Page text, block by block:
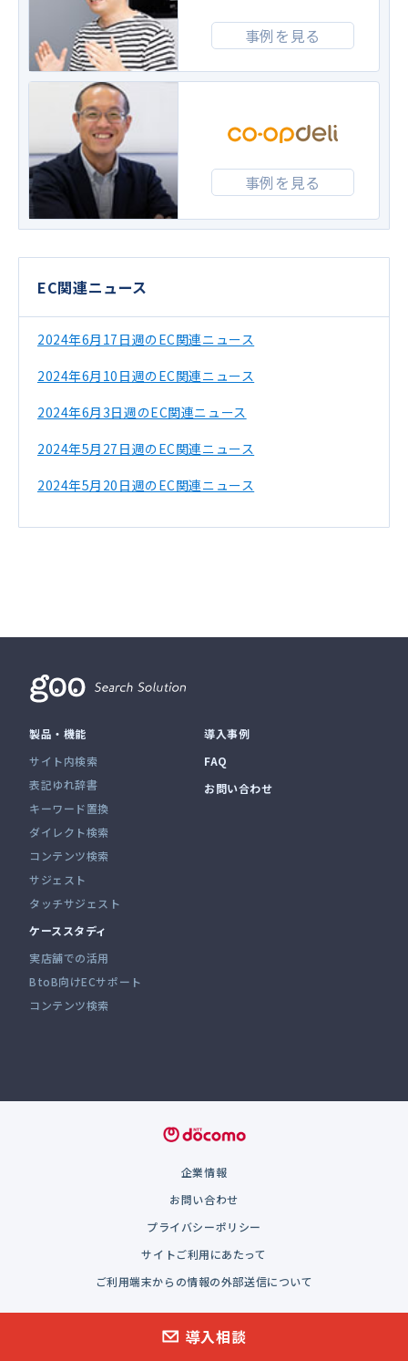
導入相談
事例を見る
事例を見る
EC関連ニュース
2024年6月17日週のEC関連ニュース
2024年6月10日週のEC関連ニュース
2024年6月3日週のEC関連ニュース
2024年5月27日週のEC関連ニュース
2024年5月20日週のEC関連ニュース
製品・機能
サイト内検索
表記ゆれ辞書
キーワード置換
ダイレクト検索
コンテンツ検索
サジェスト
タッチサジェスト
ケーススタディ
実店舗での活用
BtoB向けECサポート
コンテンツ検索
導入事例
FAQ
お問い合わせ
企業情報
お問い合わせ
プライバシーポリシー
サイトご利用にあたって
ご利用端末からの情報の外部送信について